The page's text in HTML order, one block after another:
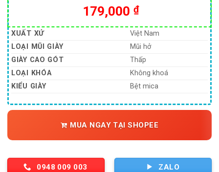
179,000 ₫
XUẤT XỨ
Việt Nam
LOẠI MŨI GIÀY
Mũi hở
GIÀY CAO GÓT
Thấp
LOẠI KHÓA
Không khoá
KIỂU GIÀY
Bệt mica
MUA NGAY TẠI SHOPEE
0948 009 003 ZALO